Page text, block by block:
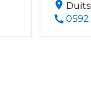
0592